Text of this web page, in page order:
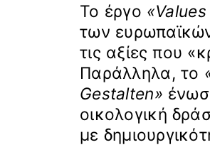
Το έργο
των
τις αξίες που
Παράλληλα, το
Gestalten»
οικολογική
με